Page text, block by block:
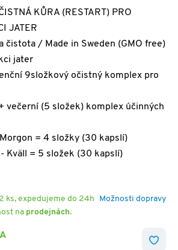
KŮRA (RESTART) PRO
JATER
čistota / Made in Sweden (GMO free)
jater
9složkový očistný komplex pro
večerní (5 složek) komplex účinných
= 4 složky (30 kapslí)
Kväll = 5 složek (30 kapslí)
Možnosti dopravy
ks, expedujeme do 24h
na prodejnách.